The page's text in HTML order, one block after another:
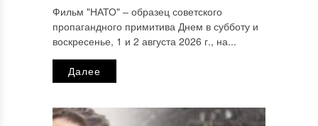
Фильм "НАТО" ‒ образец советского
пропагандного примитива Днем в субботу и
воскресенье, 1 и 2 августа 2026 г., на...
Далее